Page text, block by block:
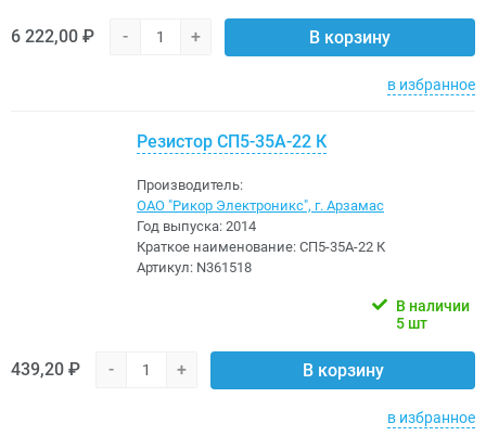
6 222,00 ₽ - + В корзину
в избранное
Резистор СП5-35А-22 К
Производитель:
ОАО "Рикор Электроникс", г. Арзамас
Год выпуска: 2014
Краткое наименование: СП5-35А-22 К
Артикул: N361518
В наличии
5 шт
439,20 ₽ - + В корзину
в избранное